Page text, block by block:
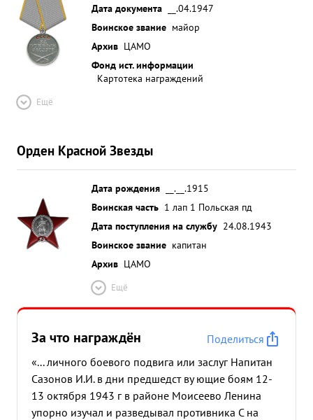
Дата документа
__.04.1947
Воинское звание майор
Архив ЦАМО
Фонд ист. информации
Картотека награждений
Ещё
Орден Красной Звезды
Дата рождения
__.__.1915
Воинская часть 1 лап 1 Польская пд
Дата поступления на службу 24.08.1943
Воинское звание капитан
Архив ЦАМО
Ещё
За что награждён
Поделиться
«... личного боевого подвига или заслуг Напитан
Сазонов И.И. в дни предшедст ву ющие боям 12-
13 октября 1943 г в районе Моисеево Ленина
упорно изучал и разведывал противника С на